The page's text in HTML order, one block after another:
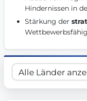
Get Involved
Become a member:
Support democracy:
Hindernissen in
Stärkung der